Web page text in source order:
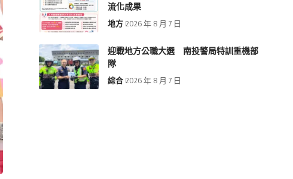
流化成果
地方 2026 年 8 月 7 日
迎戰地方公職大選 南投警局特訓重機部
隊
綜合 2026 年 8 月 7 日